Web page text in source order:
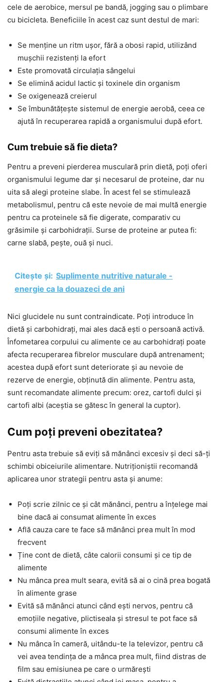
cele de aerobice, mersul pe bandă, jogging sau o plimbare
cu bicicleta. Beneficiile în acest caz sunt destul de mari:
Se menține un ritm ușor, fără a obosi rapid, utilizând
mușchii rezistenți la efort
Este promovată circulația sângelui
Se elimină acidul lactic și toxinele din organism
Se oxigenează creierul
Se îmbunătățește sistemul de energie aerobă, ceea ce
ajută în recuperarea rapidă a organismului după efort.
Cum trebuie să fie dieta?
Pentru a preveni pierderea musculară prin dietă, poți oferi
organismului legume dar și necesarul de proteine, dar nu
uita să alegi proteine slabe. În acest fel se stimulează
metabolismul, pentru că este nevoie de mai multă energie
pentru ca proteinele să fie digerate, comparativ cu
grăsimile și carbohidrații. Surse de proteine ar putea fi:
carne slabă, pește, ouă și nuci.
Citește și: Suplimente nutritive naturale -
energie ca la douazeci de ani
Nici glucidele nu sunt contraindicate. Poți introduce în
dietă și carbohidrați, mai ales dacă ești o persoană activă.
Înfometarea corpului cu alimente ce au carbohidrați poate
afecta recuperarea fibrelor musculare după antrenament;
acestea după efort sunt deteriorate și au nevoie de
rezerve de energie, obținută din alimente. Pentru asta,
sunt recomandate alimente precum: orez, cartofi dulci și
cartofi albi (aceștia se gătesc în general la cuptor).
Cum poți preveni obezitatea?
Pentru asta trebuie să eviți să mănânci excesiv și deci să-ți
schimbi obiceiurile alimentare. Nutriționiștii recomandă
aplicarea unor strategii pentru asta și anume:
Poți scrie zilnic ce și cât mănânci, pentru a înțelege mai
bine dacă ai consumat alimente în exces
Află cauza care te face să mănânci prea mult în mod
frecvent
Ține cont de dietă, câte calorii consumi și ce tip de
alimente
Nu mânca prea mult seara, evită să ai o cină prea bogată
în alimente grase
Evită să mănânci atunci când ești nervos, pentru că
emoțiile negative, plictiseala și stresul te pot face să
consumi alimente în exces
Nu mânca în cameră, uitându-te la televizor, pentru că
vei avea tendința de a mânca prea mult, fiind distras de
film sau emisiunea pe care o urmărești